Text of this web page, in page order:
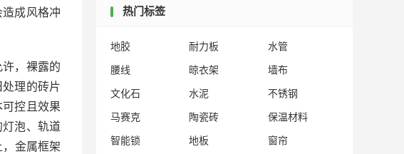
成风格冲
，裸露的
理的砖片
控且效果
泡、轨道
金属框架
热门标签
地胶 耐力板
水管
腰线
晾衣架
墙布
文化石
水泥
不锈钢
马赛克
陶瓷砖
保温材料
智能锁
地板
窗帘